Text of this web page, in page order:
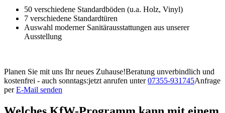
50 verschiedene Standardböden (u.a. Holz, Vinyl)
7 verschiedene Standardtüren
Auswahl moderner Sanitärausstattungen aus unserer
Ausstellung
Planen Sie mit uns Ihr neues Zuhause!Beratung unverbindlich und
kostenfrei - auch sonntags:jetzt anrufen unter07355-931745Anfrage
perE-Mail senden